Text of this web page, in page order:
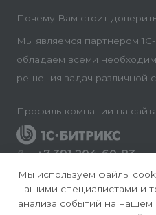
Почему Вам стоит
Мы являемся партнером
обладаем всеми
решения задач различной
Профиль компании на
+7 391 204-60-83
Заказать звонок
info@conversite.ru
Мы используем файлы
нашими специалистами и
анализа событий на нашем